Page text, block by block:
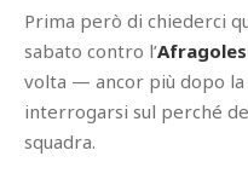
Prima però di chiederci
sabato contro l’
volta — ancor più dopo la
interrogarsi sul perché
squadra.